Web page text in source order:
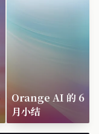
Orange AI 的 6
月小结